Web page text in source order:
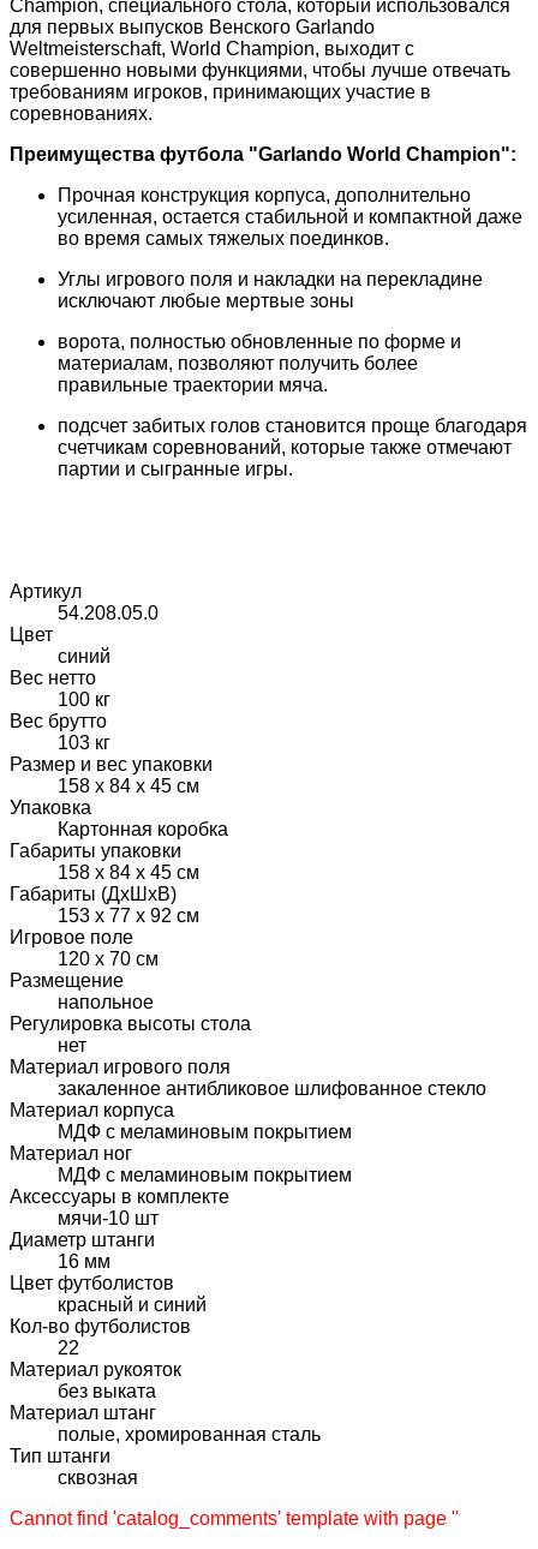
Champion, специального стола, который использовался
для первых выпусков Венского Garlando
Weltmeisterschaft, World Champion, выходит с
совершенно новыми функциями, чтобы лучше отвечать
требованиям игроков, принимающих участие в
соревнованиях.
Преимущества футбола "Garlando World Champion":
Прочная конструкция корпуса, дополнительно
усиленная, остается стабильной и компактной даже
во время самых тяжелых поединков.
Углы игрового поля и накладки на перекладине
исключают любые мертвые зоны
ворота, полностью обновленные по форме и
материалам, позволяют получить более
правильные траектории мяча.
подсчет забитых голов становится проще благодаря
счетчикам соревнований, которые также отмечают
партии и сыгранные игры.
Артикул
54.208.05.0
Цвет
синий
Вес нетто
100 кг
Вес брутто
103 кг
Размер и вес упаковки
158 х 84 х 45 см
Упаковка
Картонная коробка
Габариты упаковки
158 х 84 х 45 см
Габариты (ДхШхВ)
153 х 77 х 92 см
Игровое поле
120 х 70 см
Размещение
напольное
Регулировка высоты стола
нет
Материал игрового поля
закаленное антибликовое шлифованное стекло
Материал корпуса
МДФ с меламиновым покрытием
Материал ног
МДФ с меламиновым покрытием
Аксессуары в комплекте
мячи-10 шт
Диаметр штанги
16 мм
Цвет футболистов
красный и синий
Кол-во футболистов
22
Материал рукояток
без выката
Материал штанг
полые, хромированная сталь
Тип штанги
сквозная
Cannot find 'catalog_comments' template with page ''